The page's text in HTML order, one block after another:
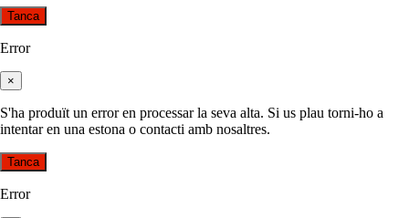
Tanca
Error
×
S'ha produït un error en processar la seva alta. Si us plau torni-ho a
intentar en una estona o contacti amb nosaltres.
Tanca
Error